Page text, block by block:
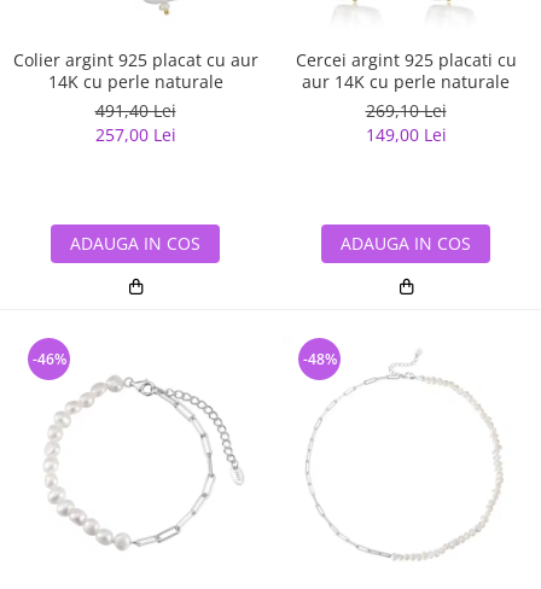
Colier argint 925 placat cu aur
14K cu perle naturale
491,40 Lei
257,00 Lei
ADAUGA IN COS
Cercei argint 925 placati cu
aur 14K cu perle naturale
269,10 Lei
149,00 Lei
ADAUGA IN COS
-46% -48%